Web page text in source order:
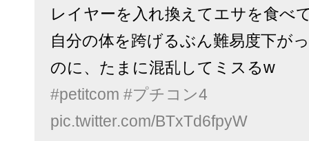
レイヤーを入れ換えてエサを食べ
自分の体を跨げるぶん難易度下が
のに、たまに混乱してミスるw
#petitcom #プチコン4
pic.twitter.com/BTxTd6fpyW